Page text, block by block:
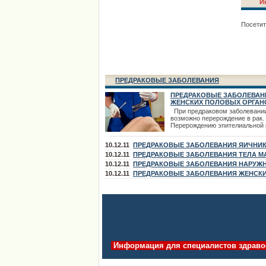
ПРЕДРАКОВЫЕ ЗАБОЛЕВАНИЯ
ПРЕДРАКОВЫЕ
ЖЕНСКИХ ПОЛОВЫХ
При предраковом
возможно перерождение в рак.
Перерождению эпителиальной
изменений клеточных
предраковым состояниям
гиперплазия и гипертрофия
увеличение количества
появление клеточной атипии и
10.12.11 ПРЕДРАКОВЫЕ ЗАБОЛЕВАНИЯ
10.12.11 ПРЕДРАКОВЫЕ ЗАБОЛЕВАНИЯ ТЕЛА
10.12.11 ПРЕДРАКОВЫЕ ЗАБОЛЕВАНИЯ
ПОЛОВЫХ ОРГАНОВ
10.12.11 ПРЕДРАКОВЫЕ ЗАБОЛЕВАНИЯ
Информация для специалистов